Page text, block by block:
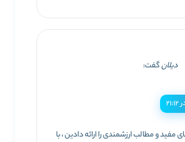
دیلانگفت:
مفید و مطالب ارزشمندی را ارائه دادین ، با